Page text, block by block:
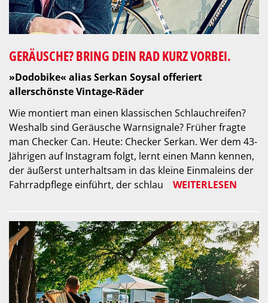
GERÄUSCHE? BRING DEIN RAD KURZ VORBEI.
»Dodobike« alias Serkan Soysal offeriert
allerschönste Vintage-Räder
Wie montiert man einen klassischen Schlauchreifen?
Weshalb sind Geräusche Warnsignale? Früher fragte
man Checker Can. Heute: Checker Serkan. Wer dem 43-
Jährigen auf Instagram folgt, lernt einen Mann kennen,
der äußerst unterhaltsam in das kleine Einmaleins der
Fahrradpflege einführt, der schlau
WEITERLESEN